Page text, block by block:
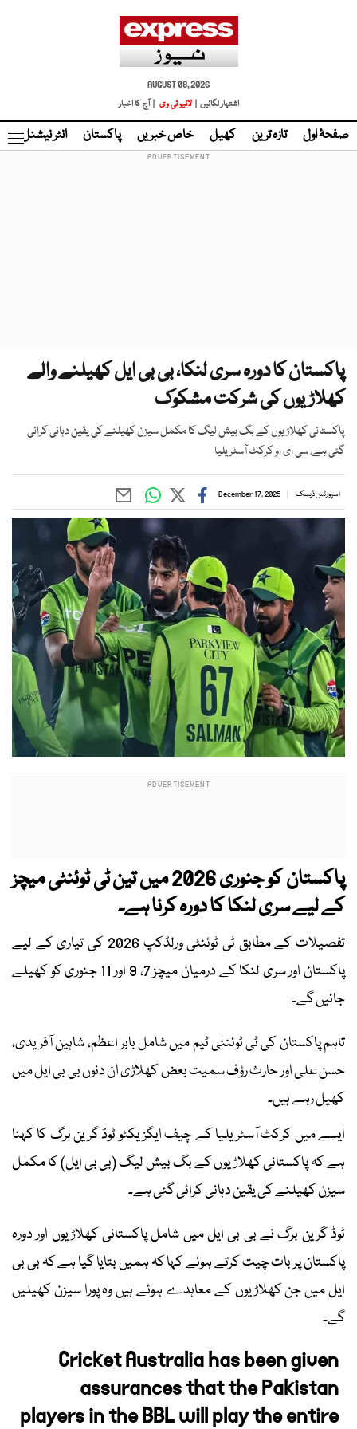
AUGUST 08, 2026
اشتہار لگائیں |
لائیو ٹی وی | آج کا اخبار
صفحۂ اول تازہ ترین کھیل خاص خبریں پاکستان انٹر نیشنل
پاکستان کا دورہ سری لنکا، بی بی ایل کھیلنے والے
کھلاڑیوں کی شرکت مشکوک
پاکستانی کھلاڑیوں کے بگ بیش لیگ کا مکمل سیزن کھیلنے کی یقین دہانی کرائی
گئی ہے، سی ای او کرکٹ آسٹریلیا
اسپورٹس ڈیسک December 17, 2025
پاکستان کو جنوری 2026 میں تین ٹی ٹوئنٹی میچز
کے لیے سری لنکا کا دورہ کرنا ہے۔
تفصیلات کے مطابق ٹی ٹوئنٹی ورلڈکپ 2026 کی تیاری کے لیے
پاکستان اور سری لنکا کے درمیان میچز 7، 9 اور 11 جنوری کو کھیلے
جائیں گے۔
تاہم پاکستان کی ٹی ٹوئنٹی ٹیم میں شامل بابر اعظم، شاہین آفریدی،
حسن علی اور حارث رؤف سمیت بعض کھلاڑی ان دنوں بی بی ایل میں
کھیل رہے ہیں۔
ایسے میں کرکٹ آسٹریلیا کے چیف ایگزیکٹو ٹوڈ گرین برگ کا کہنا
ہے کہ پاکستانی کھلاڑیوں کے بگ بیش لیگ (بی بی ایل) کا مکمل
سیزن کھیلنے کی یقین دہانی کرائی گئی ہے۔
ٹوڈ گرین برگ نے بی بی ایل میں شامل پاکستانی کھلاڑیوں اور دورہ
پاکستان پر بات چیت کرتے ہوئے کہا کہ ہمیں بتایا گیا ہے کہ بی بی
ایل میں جن کھلاڑیوں کے معاہدے ہوئے ہیں وہ پورا سیزن کھیلیں
گے۔
Cricket Australia has been given
assurances that the Pakistan
players in the BBL will play the entire